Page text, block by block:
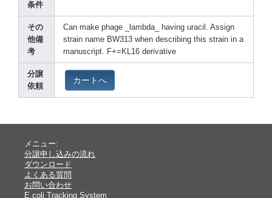
条件
その
他備
考
Can make phage _lambda_ having uraci l. Assign
strain name BW313 when describing this strain in a
manuscript. F+=KL16 derivative
分譲
依頼
カートへ
メニュー:
分譲申し込みの流れ
ダウンロード
よくある質問
お問い合わせ
E.coli Tracking System